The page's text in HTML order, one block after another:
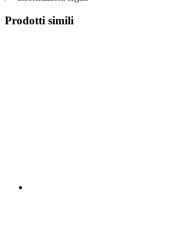
Prodotti simili